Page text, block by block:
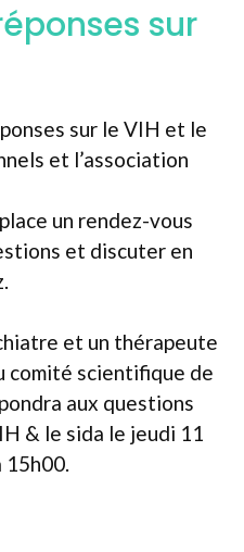
sur
sur le VIH et le
et l’association
un rendez-vous
et discuter en
et un thérapeute
comité scientifique de
aux questions
& le sida le jeudi 11